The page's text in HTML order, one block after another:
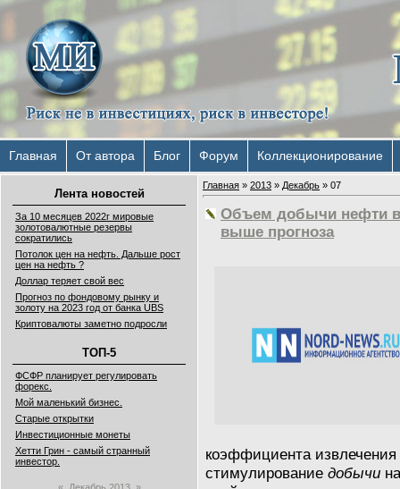
Главная От автора Блог Форум Коллекционирование
Лента новостей
За 10 месяцев 2022г мировые
золотовалютные резервы
сократились
Потолок цен на нефть. Дальше рост
цен на нефть ?
Доллар теряет свой вес
Прогноз по фондовому рынку и
золоту на 2023 год от банка UBS
Криптовалюты заметно подросли
ТОП-5
ФСФР планирует регулировать
форекс.
Мой маленький бизнес.
Старые открытки
Инвестиционные монеты
Хетти Грин - самый странный
инвестор.
Главная » 2013 » Декабрь » 07
Объем добычи нефти в
выше прогноза
коэффициента
стимулирование добычи